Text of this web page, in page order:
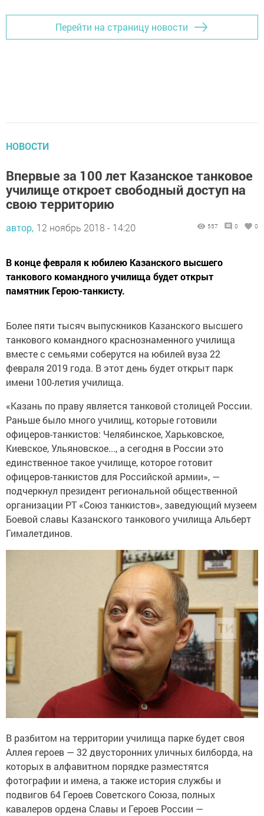
Перейти на страницу новости
НОВОСТИ
Впервые за 100 лет Казанское танковое
училище откроет свободный доступ на
свою территорию
автор, 12 ноябрь 2018 - 14:20 557 0 0
В конце февраля к юбилею Казанского высшего
танкового командного училища будет открыт
памятник Герою-танкисту.
Более пяти тысяч выпускников Казанского высшего
танкового командного краснознаменного училища
вместе с семьями соберутся на юбилей вуза 22
февраля 2019 года. В этот день будет открыт парк
имени 100-летия училища.
«Казань по праву является танковой столицей России.
Раньше было много училищ, которые готовили
офицеров-танкистов: Челябинское, Харьковское,
Киевское, Ульяновское..., а сегодня в России это
единственное такое училище, которое готовит
офицеров-танкистов для Российской армии», —
подчеркнул президент региональной общественной
организации РТ «Союз танкистов», заведующий музеем
Боевой славы Казанского танкового училища Альберт
Гималетдинов.
В разбитом на территории училища парке будет своя
Аллея героев — 32 двусторонних уличных билборда, на
которых в алфавитном порядке разместятся
фотографии и имена, а также история службы и
подвигов 64 Героев Советского Союза, полных
кавалеров ордена Славы и Героев России —